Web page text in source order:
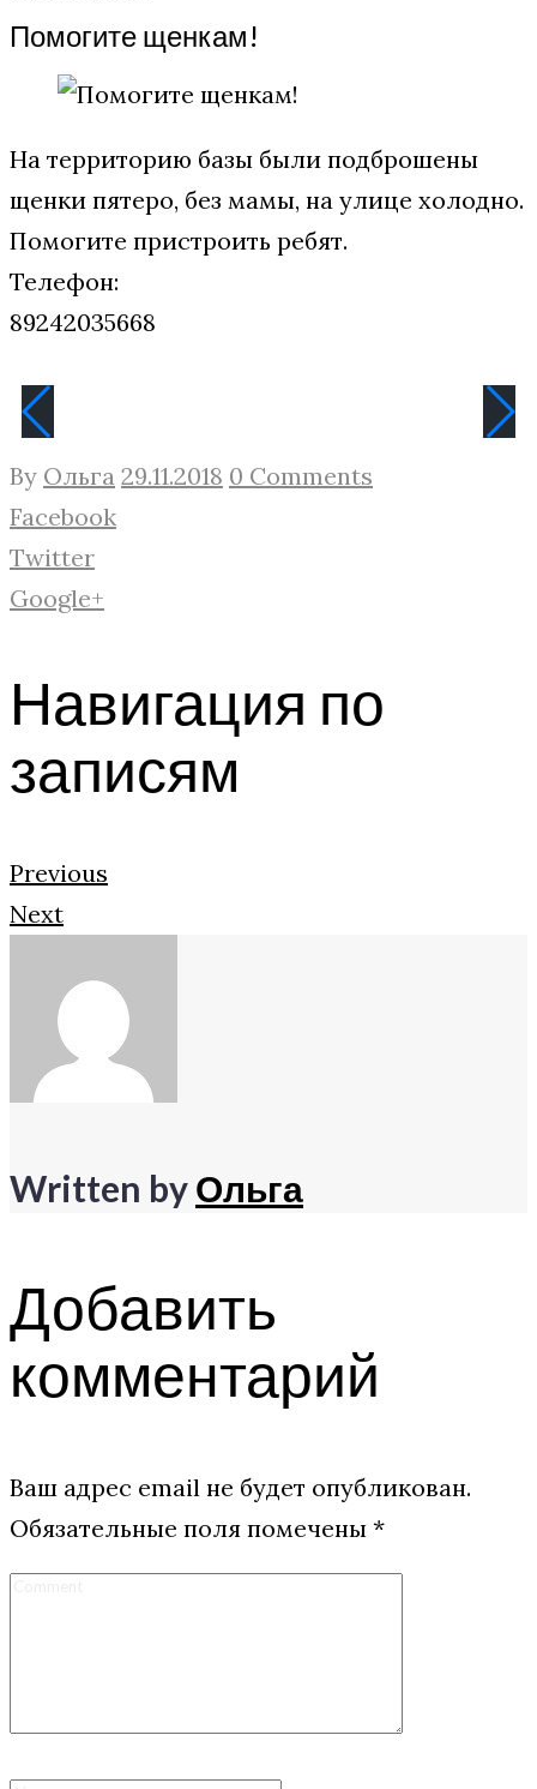
Помогите щенкам!
На территорию базы были подброшены
щенки пятеро, без мамы, на улице холодно.
Помогите пристроить ребят.
Телефон:
89242035668
By Ольга 29.11.2018 0 Comments
Facebook
Twitter
Google+
Навигация по
записям
Previous
Next
Written byОльга
Добавить
комментарий
Ваш адрес email не будет опубликован.
Обязательные поля помечены *